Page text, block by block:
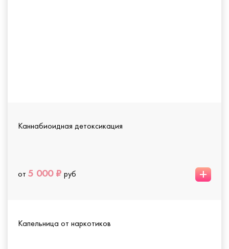
Каннабиоидная детоксикация
от 5 000 ₽ руб +
Капельница от наркотиков